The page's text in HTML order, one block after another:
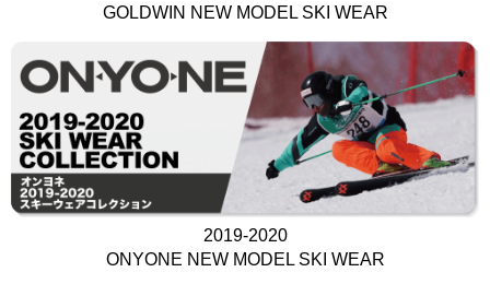
GOLDWIN NEW MODEL SKI WEAR
2019-2020
ONYONE NEW MODEL SKI WEAR